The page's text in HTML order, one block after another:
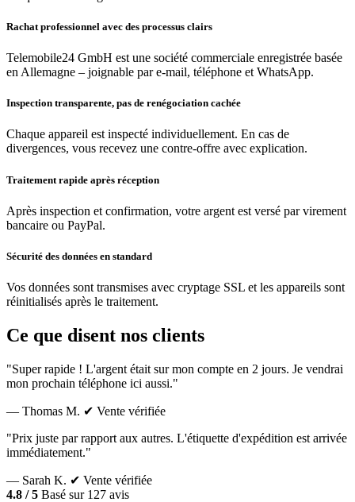
Rachat professionnel avec des processus clairs
Telemobile24 GmbH est une société commerciale enregistrée basée
en Allemagne – joignable par e-mail, téléphone et WhatsApp.
Inspection transparente, pas de renégociation cachée
Chaque appareil est inspecté individuellement. En cas de
divergences, vous recevez une contre-offre avec explication.
Traitement rapide après réception
Après inspection et confirmation, votre argent est versé par virement
bancaire ou PayPal.
Sécurité des données en standard
Vos données sont transmises avec cryptage SSL et les appareils sont
réinitialisés après le traitement.
Ce que disent nos clients
"Super rapide ! L'argent était sur mon compte en 2 jours. Je vendrai
mon prochain téléphone ici aussi."
— Thomas M. ✔ Vente vérifiée
"Prix juste par rapport aux autres. L'étiquette d'expédition est arrivée
immédiatement."
— Sarah K. ✔ Vente vérifiée
4.8 / 5 Basé sur 127 avis